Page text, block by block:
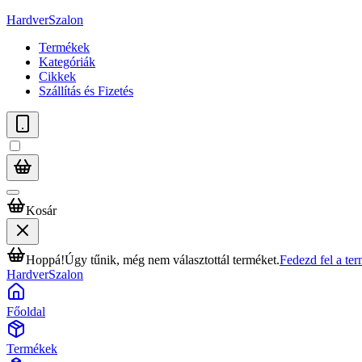
HardverSzalon
Termékek
Kategóriák
Cikkek
Szállítás és Fizetés
Kosár
Hoppá!Úgy tűnik, még nem választottál terméket.Fedezd fel a
HardverSzalon
Főoldal
Termékek